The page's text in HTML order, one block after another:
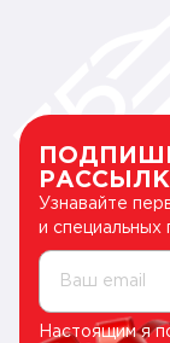
Узнавайте
и специальных
Ваш email
Настоящим я